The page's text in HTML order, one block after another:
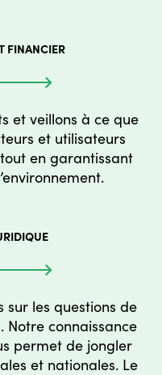
FINANCIER
et veillons à ce que
et utilisateurs
en garantissant
sur les questions de
Notre connaissance
permet de jongler
et nationales. Le